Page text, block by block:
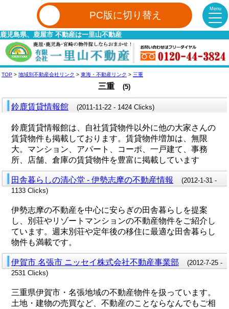
Menu
PC版に切り替え
鹿児島県、鹿屋市 不動産は一里山不動産
TOP > 地域別不動産会社リンク > 東海・不動産リンク > 三重
三重 (5)
鈴鹿賃貸情報館 (2011-11-22 - 1424 Clicks)
鈴鹿賃貸情報館は、自社賃貸物件以外に他の大家さんの
賃貸物件も掲載しております。賃貸物件増加は、無限
大。マンション、アパート、コーポ、一戸建て、事務
所、店舗、倉庫の賃貸物件を豊富に掲載しています
田舎暮らしの清心堂 - 伊勢志摩の不動産情報
(2012-1-31 -
1133 Clicks)
伊勢志摩の不動産を中心に安らぎの田舎暮らしを提案
し、別荘やリゾートマンションの不動産物件をご紹介し
ています。週末別荘や定年後の移住に最適な田舎暮らし
物件も満載です。
伊賀市 名張市 ニッセイ株式会社不動産事業部
(2012-7-25 -
2531 Clicks)
三重県伊賀市・名張地域の不動産物件を扱っています。
土地・建物の売買など、不動産のことならなんでもご相